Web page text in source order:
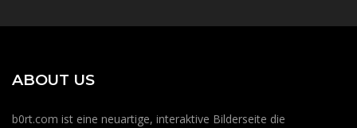
ABOUT US
b0rt.com ist eine neuartige, interaktive Bilderseite die